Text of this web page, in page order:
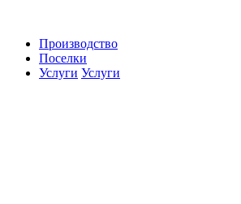
Производство
Поселки
Услуги Услуги